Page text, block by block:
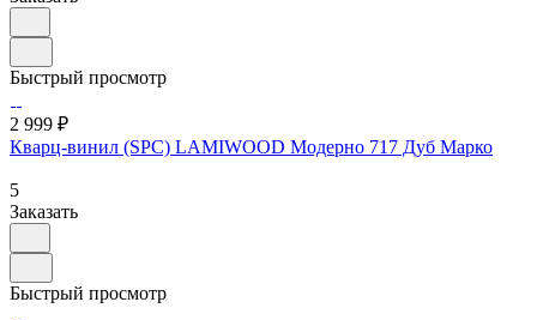
Быстрый просмотр
2 999 ₽
Кварц-винил (SPC) LAMIWOOD Модерно 717 Дуб Марко
5
Заказать
Быстрый просмотр